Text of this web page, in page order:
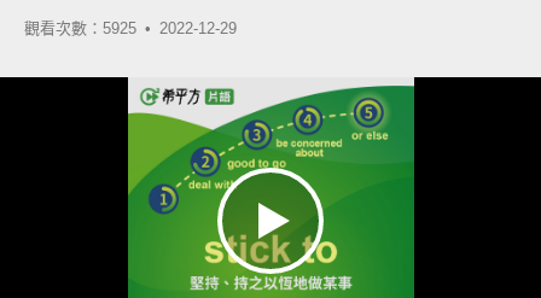
觀看次數：5925 • 2022-12-29